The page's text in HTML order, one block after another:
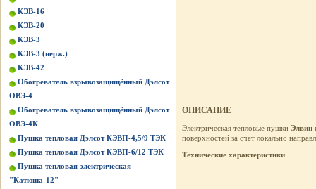
КЭВ-16
КЭВ-20
КЭВ-3
КЭВ-3 (нерж.)
КЭВ-42
Обогреватель взрывозащищённый Дэлсот
ОВЭ-4
Обогреватель взрывозащищённый Дэлсот
ОВЭ-4К
Пушка тепловая Дэлсот КЭВП-4,5/9 ТЭК
Пушка тепловая Дэлсот КЭВП-6/12 ТЭК
Пушка тепловая электрическая
"Катюша-12"
ОПИСАНИЕ
Электрическая тепловые пушки Элвин
поверхностей за счёт локально
Технические характеристики